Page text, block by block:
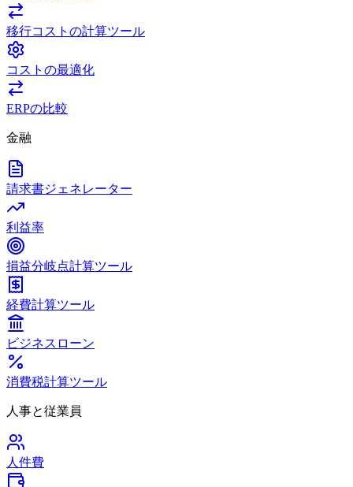
移行コストの計算ツール
コストの最適化
ERPの比較
金融
請求書ジェネレーター
利益率
損益分岐点計算ツール
経費計算ツール
ビジネスローン
消費税計算ツール
人事と従業員
人件費